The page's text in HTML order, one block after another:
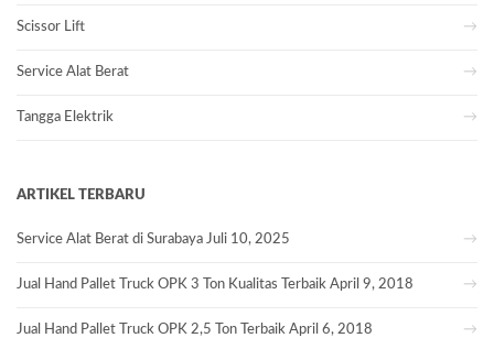
Scissor Lift
Service Alat Berat
Tangga Elektrik
ARTIKEL TERBARU
Service Alat Berat di Surabaya Juli 10, 2025
Jual Hand Pallet Truck OPK 3 Ton Kualitas Terbaik April 9, 2018
Jual Hand Pallet Truck OPK 2,5 Ton Terbaik April 6, 2018